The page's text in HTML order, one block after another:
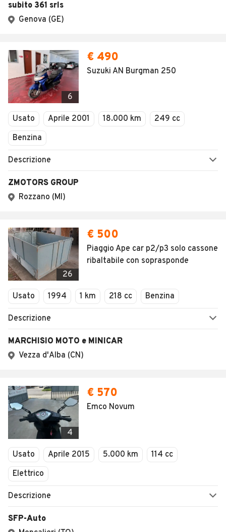
subito 361 srls
Genova (GE)
6
€ 490
Suzuki AN Burgman 250
Usato Aprile 2001 18.000 km
249 cc
Benzina
Descrizione
ZMOTORS GROUP
Rozzano (MI)
26
€ 500
Piaggio Ape car p2/p3 solo cassone
ribaltabile con soprasponde
Usato 1994 1 km 218 cc Benzina
Descrizione
MARCHISIO MOTO e MINICAR
Vezza d'Alba (CN)
4
€ 570
Emco Novum
Usato Aprile 2015 5.000 km
114 cc
Elettrico
Descrizione
SFP-Auto